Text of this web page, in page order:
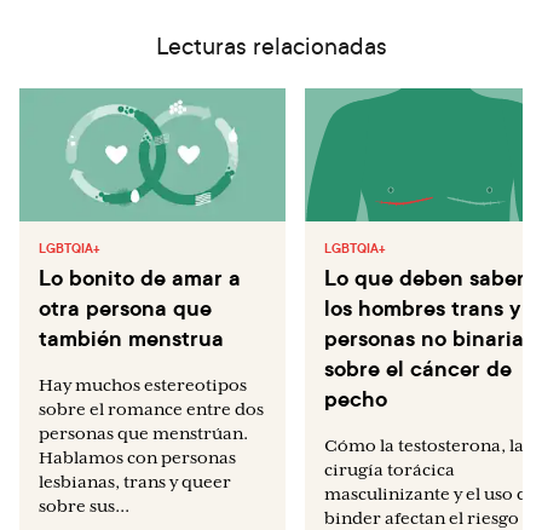
Lecturas relacionadas
LGBTQIA+
Lo bonito de amar a
otra persona que
también menstrua
Hay muchos estereotipos
sobre el romance entre dos
personas que menstrúan.
Hablamos con personas
lesbianas, trans y queer
sobre sus...
LGBTQIA+
Lo que deben saber
los hombres trans y
personas no binarias
sobre el cáncer de
pecho
Cómo la testosterona, la
cirugía torácica
masculinizante y el uso de
binder afectan el riesgo de